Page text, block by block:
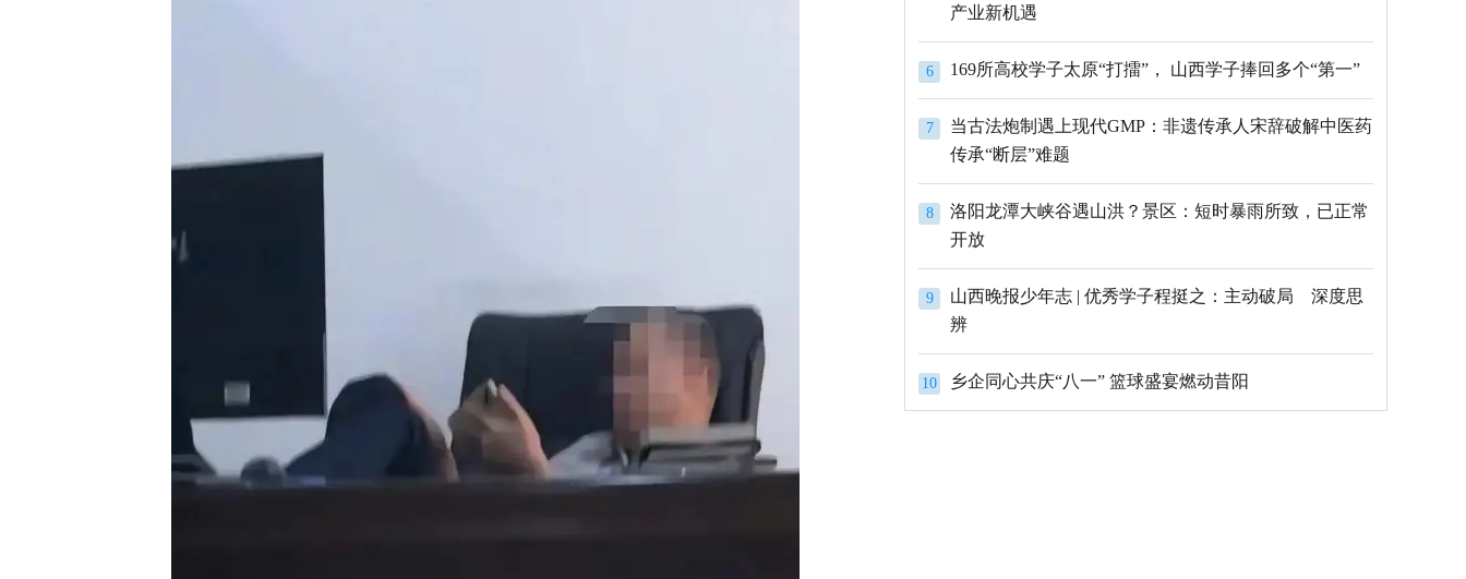
产业新机遇
6 169所高校学子太原“打擂”， 山西学子捧回多个“第一”
7
当古法炮制遇上现代GMP：非遗传承人宋辞破解中医药
传承“断层”难题
8
洛阳龙潭大峡谷遇山洪？景区：短时暴雨所致，已正常
开放
9
山西晚报少年志 | 优秀学子程挺之：主动破局 深度思
辨
10 乡企同心共庆“八一” 篮球盛宴燃动昔阳